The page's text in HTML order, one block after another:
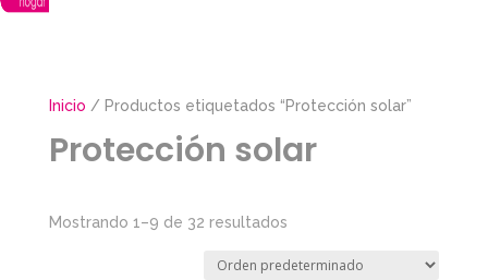
Inicio / Productos etiquetados “Protección solar”
Protección solar
Mostrando 1–9 de 32 resultados